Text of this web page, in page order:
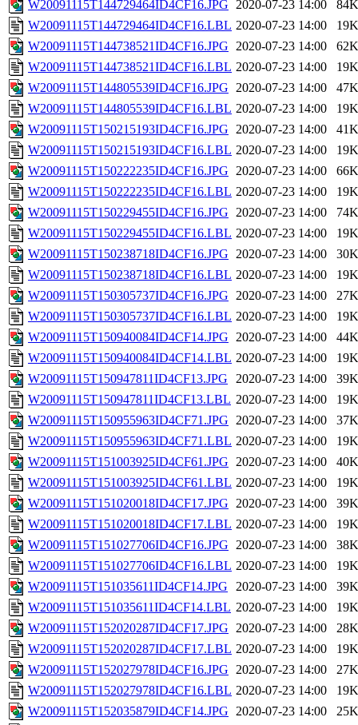
W20091115T144729464ID4CF16.JPG 2020-07-23 14:00
84K
W20091115T144729464ID4CF16.LBL 2020-07-23 14:00
19K
W20091115T144738521ID4CF16.JPG 2020-07-23 14:00
62K
W20091115T144738521ID4CF16.LBL 2020-07-23 14:00
19K
W20091115T144805539ID4CF16.JPG 2020-07-23 14:00
47K
W20091115T144805539ID4CF16.LBL 2020-07-23 14:00
19K
W20091115T150215193ID4CF16.JPG 2020-07-23 14:00
41K
W20091115T150215193ID4CF16.LBL 2020-07-23 14:00
19K
W20091115T150222235ID4CF16.JPG 2020-07-23 14:00
66K
W20091115T150222235ID4CF16.LBL 2020-07-23 14:00
19K
W20091115T150229455ID4CF16.JPG 2020-07-23 14:00
74K
W20091115T150229455ID4CF16.LBL 2020-07-23 14:00
19K
W20091115T150238718ID4CF16.JPG 2020-07-23 14:00
30K
W20091115T150238718ID4CF16.LBL 2020-07-23 14:00
19K
W20091115T150305737ID4CF16.JPG 2020-07-23 14:00
27K
W20091115T150305737ID4CF16.LBL 2020-07-23 14:00
19K
W20091115T150940084ID4CF14.JPG 2020-07-23 14:00
44K
W20091115T150940084ID4CF14.LBL 2020-07-23 14:00
19K
W20091115T150947811ID4CF13.JPG
2020-07-23 14:00
39K
W20091115T150947811ID4CF13.LBL 2020-07-23 14:00
19K
W20091115T150955963ID4CF71.JPG 2020-07-23 14:00
37K
W20091115T150955963ID4CF71.LBL 2020-07-23 14:00
19K
W20091115T151003925ID4CF61.JPG 2020-07-23 14:00
40K
W20091115T151003925ID4CF61.LBL 2020-07-23 14:00
19K
W20091115T151020018ID4CF17.JPG 2020-07-23 14:00
39K
W20091115T151020018ID4CF17.LBL 2020-07-23 14:00
19K
W20091115T151027706ID4CF16.JPG 2020-07-23 14:00
38K
W20091115T151027706ID4CF16.LBL 2020-07-23 14:00
19K
W20091115T151035611ID4CF14.JPG
2020-07-23 14:00
39K
W20091115T151035611ID4CF14.LBL 2020-07-23 14:00
19K
W20091115T152020287ID4CF17.JPG 2020-07-23 14:00
28K
W20091115T152020287ID4CF17.LBL 2020-07-23 14:00
19K
W20091115T152027978ID4CF16.JPG 2020-07-23 14:00
27K
W20091115T152027978ID4CF16.LBL 2020-07-23 14:00
19K
W20091115T152035879ID4CF14.JPG 2020-07-23 14:00
25K